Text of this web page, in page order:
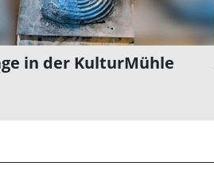
in der KulturMühle